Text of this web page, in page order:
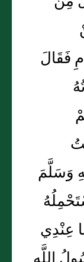
فَقَالَ
وَسَلَّمَ
عِنْدِي